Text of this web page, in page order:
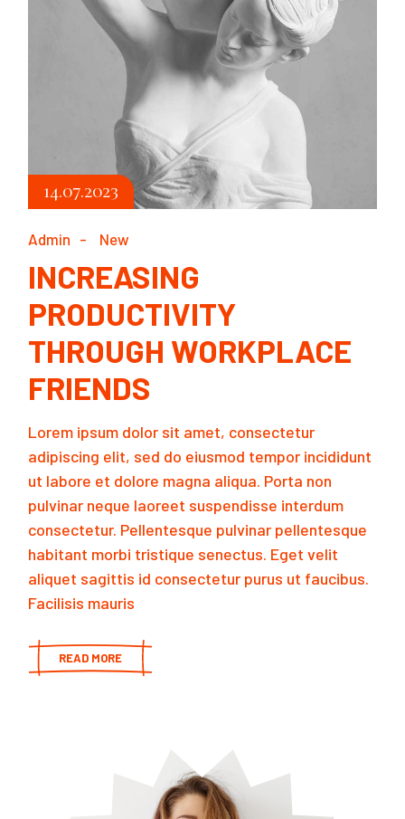
14.07.2023
Admin New
INCREASING
PRODUCTIVITY
THROUGH WORKPLACE
FRIENDS
Lorem ipsum dolor sit amet, consectetur
adipiscing elit, sed do eiusmod tempor incididunt
ut labore et dolore magna aliqua. Porta non
pulvinar neque laoreet suspendisse interdum
consectetur. Pellentesque pulvinar pellentesque
habitant morbi tristique senectus. Eget velit
aliquet sagittis id consectetur purus ut faucibus.
Facilisis mauris
READ MORE